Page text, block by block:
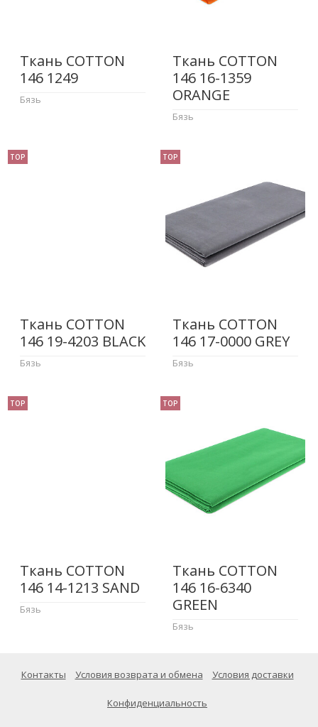
Ткань COTTON
146 1249
Бязь
Ткань COTTON
146 16-1359
ORANGE
Бязь
TOP
Ткань COTTON
146 19-4203 BLACK
Бязь
TOP
Ткань COTTON
146 17-0000 GREY
Бязь
TOP
Ткань COTTON
146 14-1213 SAND
Бязь
TOP
Ткань COTTON
146 16-6340
GREEN
Бязь
Контакты Условия возврата и обмена Условия доставки
Конфиденциальность